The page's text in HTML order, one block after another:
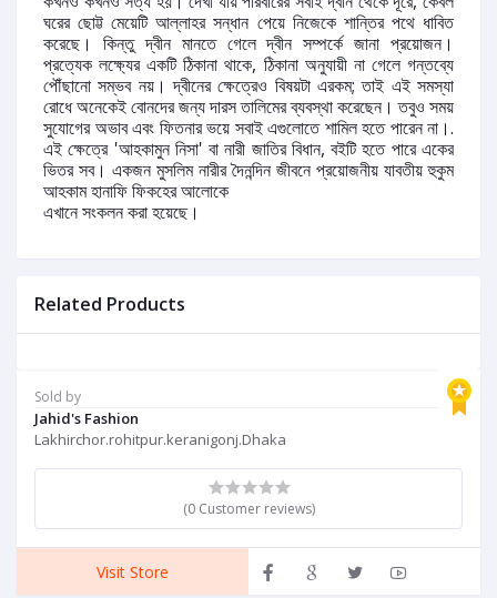
Sold by
Jahid's Fashion
Lakhirchor.rohitpur.keranigonj.Dhaka
(0 Customer reviews)
Visit Store
ঘরের ছোট্ট মেয়েটি আল্লাহর সন্ধান পেয়ে নিজেকে শান্তির পথে ধাবিত
করেছে। কিন্তু দ্বীন মানতে গেলে দ্বীন সম্পর্কে জানা প্রয়োজন।
প্রত্যেক লক্ষ্যের একটি ঠিকানা থাকে, ঠিকানা অনুযায়ী না গেলে গন্তব্যে
পৌঁছানো সম্ভব নয়। দ্বীনের ক্ষেত্রেও বিষয়টা এরকম; তাই এই সমস্যা
রোধে অনেকেই বোনদের জন্য দারস তালিমের ব্যবস্থা করেছেন। তবুও সময়
সুযোগের অভাব এবং ফিতনার ভয়ে সবাই এগুলোতে শামিল হতে পারেন না।.
এই ক্ষেত্রে 'আহকামুন নিসা' বা নারী জাতির বিধান, বইটি হতে পারে একের
ভিতর সব। একজন মুসলিম নারীর দৈনন্দিন জীবনে প্রয়োজনীয় যাবতীয় হুকুম
আহকাম হানাফি ফিকহের আলোকে
এখানে সংকলন করা হয়েছে।
Related Products